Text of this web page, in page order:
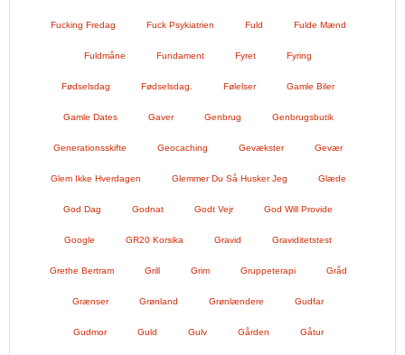
Fucking Fredag Fuck Psykiatrien Fuld Fulde Mænd
Fuldmåne Fundament Fyret Fyring
Fødselsdag Fødselsdag. Følelser Gamle Biler
Gamle Dates Gaver Genbrug Genbrugsbutik
Generationsskifte Geocaching Gevækster Gevær
Glem Ikke Hverdagen Glemmer Du Så Husker Jeg Glæde
God Dag Godnat Godt Vejr God Will Provide
Google GR20 Korsika Gravid Graviditetstest
Grethe Bertram Grill Grim Gruppeterapi Gråd
Grænser Grønland Grønlændere Gudfar
Gudmor Guld Gulv Gården Gåtur